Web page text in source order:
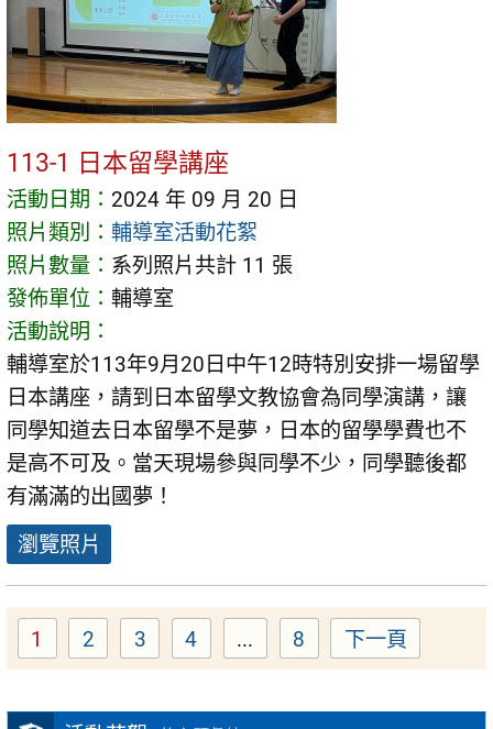
113-1 日本留學講座
活動日期： 2024 年 09 月 20 日
照片類別： 輔導室活動花絮
照片數量： 系列照片共計 11 張
發佈單位： 輔導室
活動說明：
輔導室於113年9月20日中午12時特別安排一場留學
日本講座，請到日本留學文教協會為同學演講，讓
同學知道去日本留學不是夢，日本的留學學費也不
是高不可及。當天現場參與同學不少，同學聽後都
有滿滿的出國夢！
瀏覽照片
Page
1 Page
2 Page
3 Page
4 ... Page
8 下一頁